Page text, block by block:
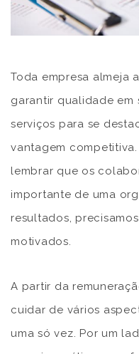
Toda empresa almeja
garantir qualidade em
serviços para se
vantagem
lembrar que os
importante de uma
resultados,
motivados.
A partir da
cuidar de vários
uma só vez. Por um